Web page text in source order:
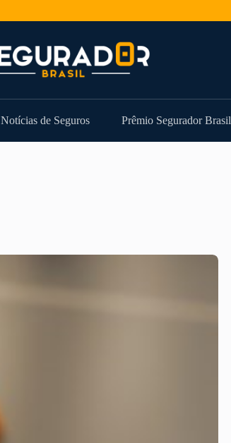
Notícias de Seguros Prêmio Segurador Brasil